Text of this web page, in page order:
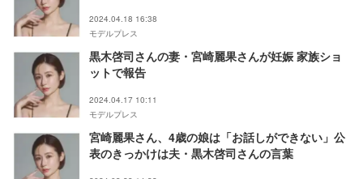
2024.04.18 16:38
モデルプレス
黒木啓司さんの妻・宮崎麗果さんが妊娠 家族ショ
ットで報告
2024.04.17 10:11
モデルプレス
宮崎麗果さん、4歳の娘は「お話しができない」公
表のきっかけは夫・黒木啓司さんの言葉